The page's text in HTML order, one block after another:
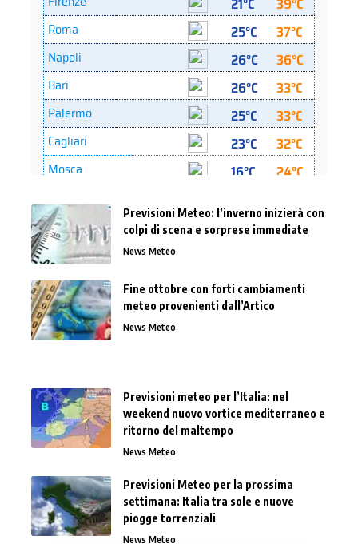
Previsioni Meteo: l’inverno inizierà con
colpi di scena e sorprese immediate
News Meteo
Fine ottobre con forti cambiamenti
meteo provenienti dall’Artico
News Meteo
Previsioni meteo per l’Italia: nel
weekend nuovo vortice mediterraneo e
ritorno del maltempo
News Meteo
Previsioni Meteo per la prossima
settimana: Italia tra sole e nuove
piogge torrenziali
News Meteo